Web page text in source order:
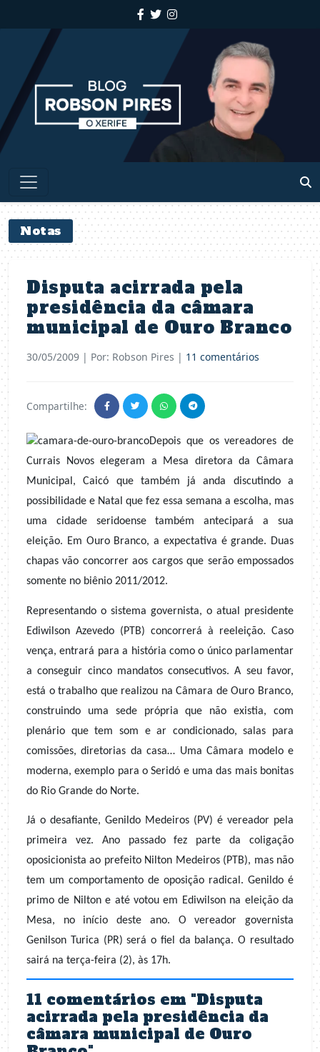
Notas
Disputa acirrada pela
presidência da câmara
municipal de Ouro Branco
30/05/2009 | Por: Robson Pires | 11 comentários
Compartilhe:
Depois que os vereadores de
Currais Novos elegeram a Mesa diretora da Câmara
Municipal, Caicó que também já anda discutindo a
possibilidade e Natal que fez essa semana a escolha, mas
uma cidade seridoense também antecipará a sua
eleição. Em Ouro Branco, a expectativa é grande. Duas
chapas vão concorrer aos cargos que serão empossados
somente no biênio 2011/2012.
Representando o sistema governista, o atual presidente
Ediwilson Azevedo (PTB) concorrerá à reeleição. Caso
vença, entrará para a história como o único parlamentar
a conseguir cinco mandatos consecutivos. A seu favor,
está o trabalho que realizou na Câmara de Ouro Branco,
construindo uma sede própria que não existia, com
plenário que tem som e ar condicionado, salas para
comissões, diretorias da casa… Uma Câmara modelo e
moderna, exemplo para o Seridó e uma das mais bonitas
do Rio Grande do Norte.
Já o desafiante, Genildo Medeiros (PV) é vereador pela
primeira vez. Ano passado fez parte da coligação
oposicionista ao prefeito Nilton Medeiros (PTB), mas não
tem um comportamento de oposição radical. Genildo é
primo de Nilton e até votou em Ediwilson na eleição da
Mesa, no início deste ano. O vereador governista
Genilson Turica (PR) será o fiel da balança. O resultado
sairá na terça-feira (2), às 17h.
11 comentários em "Disputa
acirrada pela presidência da
câmara municipal de Ouro